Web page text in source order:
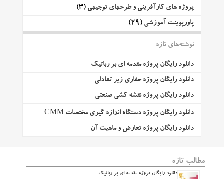
پروژه های کارآفرینی و طرحهای توجیهی (3)
پاورپوینت آموزشی (29)
نوشته‌های تازه
دانلود رایگان پروژه مقدمه ای بر رباتیک
دانلود رایگان پروژه حفاری زیر تعادلی
دانلود رایگان پروژه نقشه کشی صنعتی
دانلود رایگان پروژه دستگاه اندازه گیری مختصات CMM
دانلود رایگان پروژه تعارض و ماهیت آن
مطالب تازه
دانلود رایگان پروژه مقدمه ای بر رباتیک